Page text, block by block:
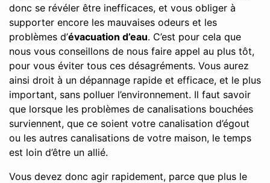
donc se révéler être inefficaces, et vous obliger à
supporter encore les mauvaises odeurs et les
problèmes d’évacuation d’eau. C’est pour cela que
nous vous conseillons de nous faire appel au plus tôt,
pour vous éviter tous ces désagréments. Vous aurez
ainsi droit à un dépannage rapide et efficace, et le plus
important, sans polluer l’environnement. Il faut savoir
que lorsque les problèmes de canalisations bouchées
surviennent, que ce soient votre canalisation d’égout
ou les autres canalisations de votre maison, le temps
est loin d’être un allié.
Vous devez donc agir rapidement, parce que plus le